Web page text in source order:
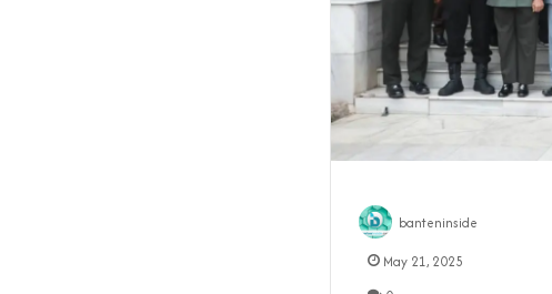
banteninside
May 21, 2025